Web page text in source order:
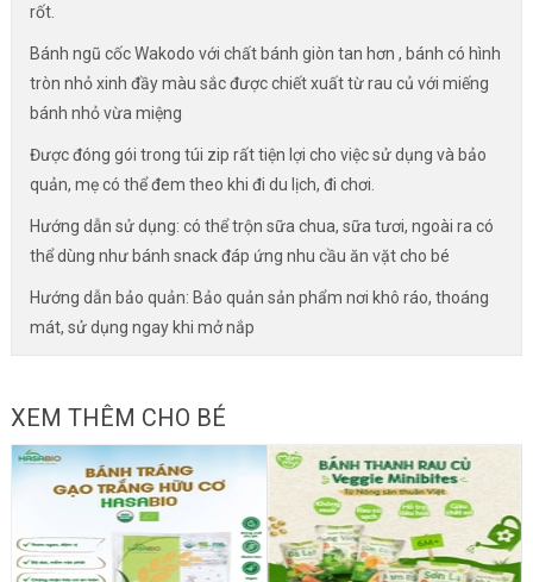
rốt.
Bánh ngũ cốc Wakodo với chất bánh giòn tan hơn , bánh có hình
tròn nhỏ xinh đầy màu sắc được chiết xuất từ rau củ với miếng
bánh nhỏ vừa miệng
Được đóng gói trong túi zip rất tiện lợi cho việc sử dụng và bảo
quản, mẹ có thể đem theo khi đi du lịch, đi chơi.
Hướng dẫn sử dụng: có thể trộn sữa chua, sữa tươi, ngoài ra có
thể dùng như bánh snack đáp ứng nhu cầu ăn vặt cho bé
Hướng dẫn bảo quản: Bảo quản sản phẩm nơi khô ráo, thoáng
mát, sử dụng ngay khi mở nắp
XEM THÊM CHO BÉ